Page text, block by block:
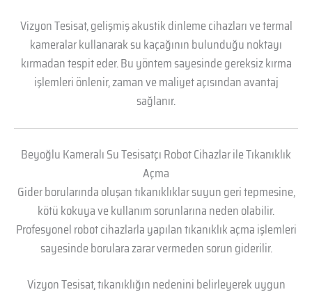
Vizyon Tesisat, gelişmiş akustik dinleme cihazları ve termal
kameralar kullanarak su kaçağının bulunduğu noktayı
kırmadan tespit eder. Bu yöntem sayesinde gereksiz kırma
işlemleri önlenir, zaman ve maliyet açısından avantaj
sağlanır.
Beyoğlu Kameralı Su Tesisatçı Robot Cihazlar ile Tıkanıklık
Açma
Gider borularında oluşan tıkanıklıklar suyun geri tepmesine,
kötü kokuya ve kullanım sorunlarına neden olabilir.
Profesyonel robot cihazlarla yapılan tıkanıklık açma işlemleri
sayesinde borulara zarar vermeden sorun giderilir.
Vizyon Tesisat, tıkanıklığın nedenini belirleyerek uygun